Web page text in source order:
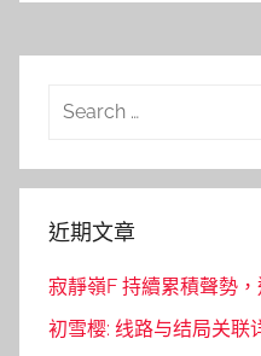
Search
近期文章
寂靜嶺F 持續累積聲勢
初雪樱: 线路与结局关联